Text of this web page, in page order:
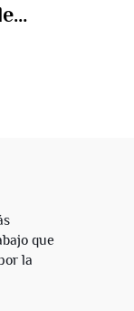
que
la